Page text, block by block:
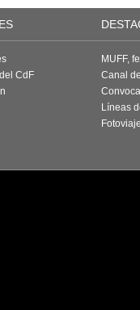
CdF
MUFF,
Canal
Líneas